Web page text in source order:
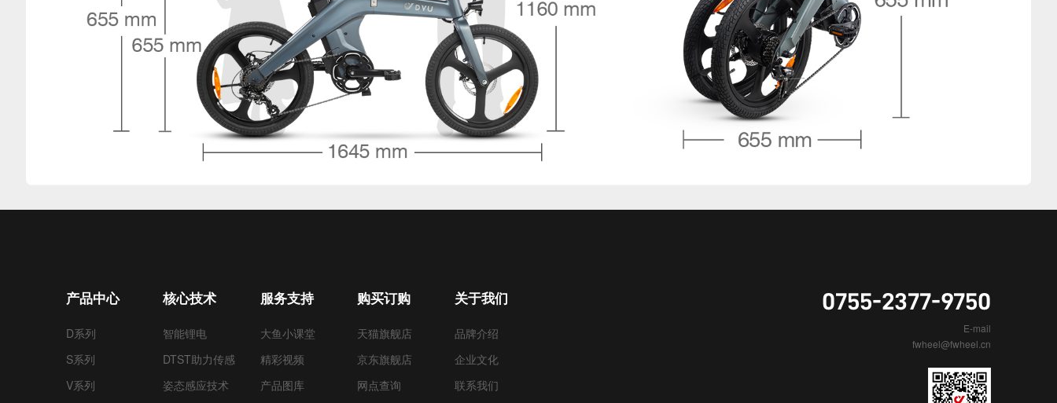
产品中心
D系列
S系列
V系列
核心技术
智能锂电
DTST助力传感
姿态感应技术
服务支持
大鱼小课堂
精彩视频
产品图库
购买订购
天猫旗舰店
京东旗舰店
网点查询
关于我们
品牌介绍
企业文化
联系我们
0755-2377-9750
E-mail
fwheel@fwheel.cn